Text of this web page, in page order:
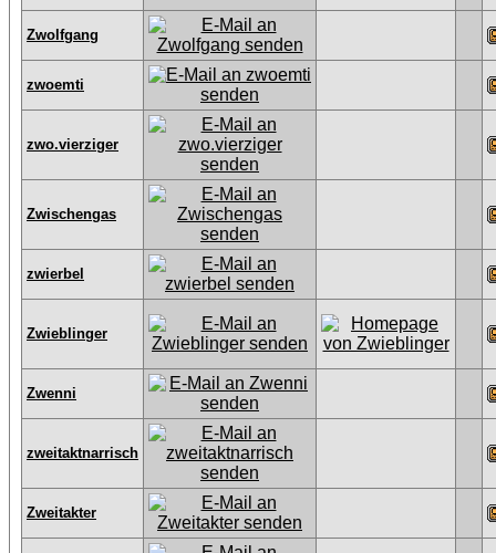
Zwolfgang
zwoemti
zwo.vierziger
Zwischengas
zwierbel
Zwieblinger
Zwenni
zweitaktnarrisch
Zweitakter